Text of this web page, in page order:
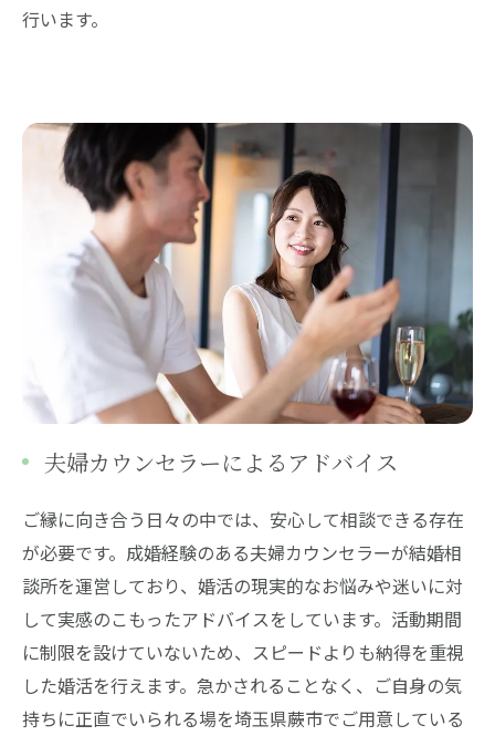
行います。
夫婦カウンセラーによるアドバイス
ご縁に向き合う日々の中では、安心して相談できる存在
が必要です。成婚経験のある夫婦カウンセラーが結婚相
談所を運営しており、婚活の現実的なお悩みや迷いに対
して実感のこもったアドバイスをしています。活動期間
に制限を設けていないため、スピードよりも納得を重視
した婚活を行えます。急かされることなく、ご自身の気
持ちに正直でいられる場を埼玉県蕨市でご用意している